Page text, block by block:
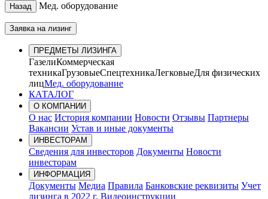
Назад
Мед. оборудование
Заявка на лизинг
ПРЕДМЕТЫ ЛИЗИНГА
ГазелиКоммерческая
техникаГрузовыеСпецтехникаЛегковыеДля физических
лицМед. оборудование
КАТАЛОГ
О КОМПАНИИ
О нас История компании Новости Отзывы Партнеры
Вакансии Устав и иные документы
ИНВЕСТОРАМ
Сведения для инвесторов Документы Новости
инвесторам
ИНФОРМАЦИЯ
Документы Медиа Правила Банковские реквизиты Учет
лизинга в 2022 г. Видеоинструкции